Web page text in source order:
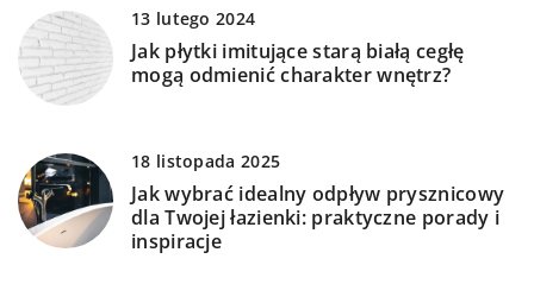
13 lutego 2024
Jak płytki imitujące starą białą cegłę
mogą odmienić charakter wnętrz?
18 listopada 2025
Jak wybrać idealny odpływ prysznicowy
dla Twojej łazienki: praktyczne porady i
inspiracje